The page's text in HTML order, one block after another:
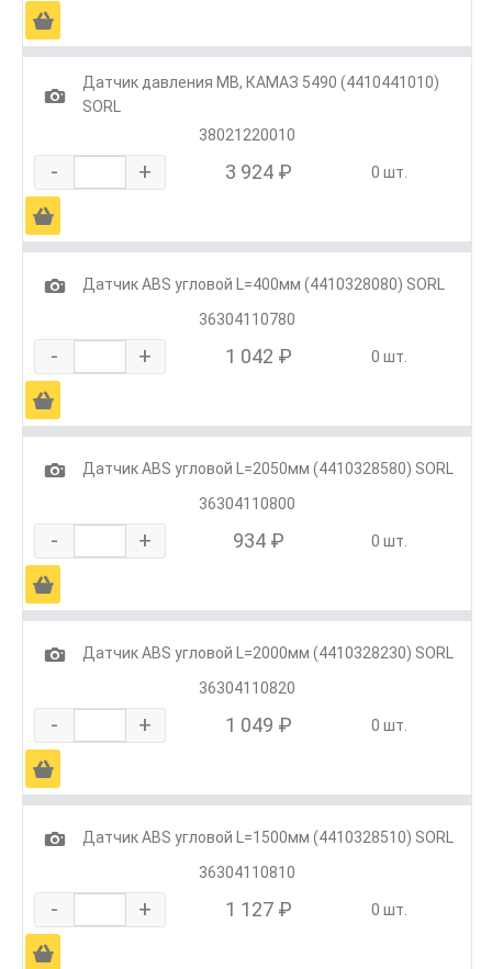
Ä
1
Датчик давления MB, КАМАЗ 5490 (4410441010)
SORL
38021220010
- + 3 924 ₽ 0 шт.
Ä
1
Датчик ABS угловой L=400мм (4410328080) SORL
36304110780
- + 1 042 ₽ 0 шт.
Ä
1
Датчик ABS угловой L=2050мм (4410328580) SORL
36304110800
- + 934 ₽ 0 шт.
Ä
1
Датчик ABS угловой L=2000мм (4410328230) SORL
36304110820
- + 1 049 ₽ 0 шт.
Ä
1
Датчик ABS угловой L=1500мм (4410328510) SORL
36304110810
- + 1 127 ₽ 0 шт.
Ä